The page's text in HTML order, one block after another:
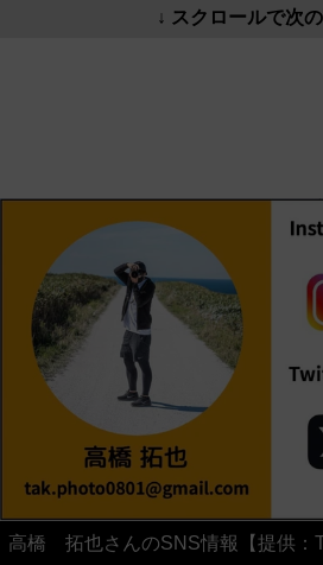
↓ スクロールで次
高橋 拓也さんのSNS情報【提供：